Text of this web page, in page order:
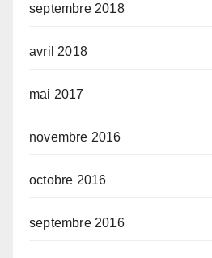
septembre 2018
avril 2018
mai 2017
novembre 2016
octobre 2016
septembre 2016